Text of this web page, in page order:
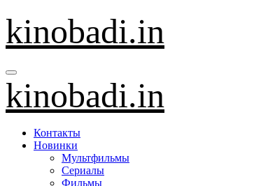
Перейти
содержанию
kinobadi.in
kinobadi.in
Контакты
Новинки
Мультфильмы
Сериалы
Фильмы